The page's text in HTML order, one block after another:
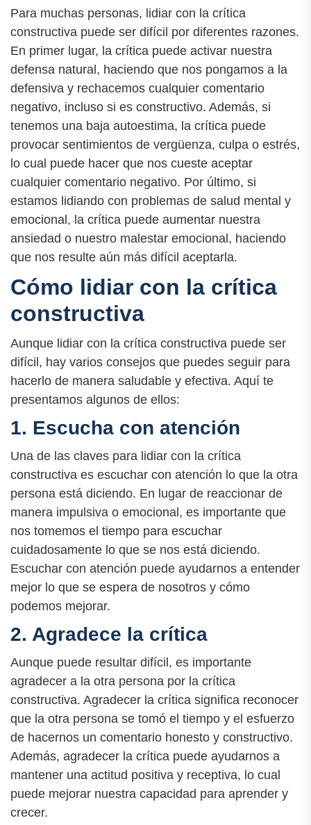
Para muchas personas, lidiar con la crítica
constructiva puede ser difícil por diferentes razones.
En primer lugar, la crítica puede activar nuestra
defensa natural, haciendo que nos pongamos a la
defensiva y rechacemos cualquier comentario
negativo, incluso si es constructivo. Además, si
tenemos una baja autoestima, la crítica puede
provocar sentimientos de vergüenza, culpa o estrés,
lo cual puede hacer que nos cueste aceptar
cualquier comentario negativo. Por último, si
estamos lidiando con problemas de salud mental y
emocional, la crítica puede aumentar nuestra
ansiedad o nuestro malestar emocional, haciendo
que nos resulte aún más difícil aceptarla.
Cómo lidiar con la crítica
constructiva
Aunque lidiar con la crítica constructiva puede ser
difícil, hay varios consejos que puedes seguir para
hacerlo de manera saludable y efectiva. Aquí te
presentamos algunos de ellos:
1. Escucha con atención
Una de las claves para lidiar con la crítica
constructiva es escuchar con atención lo que la otra
persona está diciendo. En lugar de reaccionar de
manera impulsiva o emocional, es importante que
nos tomemos el tiempo para escuchar
cuidadosamente lo que se nos está diciendo.
Escuchar con atención puede ayudarnos a entender
mejor lo que se espera de nosotros y cómo
podemos mejorar.
2. Agradece la crítica
Aunque puede resultar difícil, es importante
agradecer a la otra persona por la crítica
constructiva. Agradecer la crítica significa reconocer
que la otra persona se tomó el tiempo y el esfuerzo
de hacernos un comentario honesto y constructivo.
Además, agradecer la crítica puede ayudarnos a
mantener una actitud positiva y receptiva, lo cual
puede mejorar nuestra capacidad para aprender y
crecer.